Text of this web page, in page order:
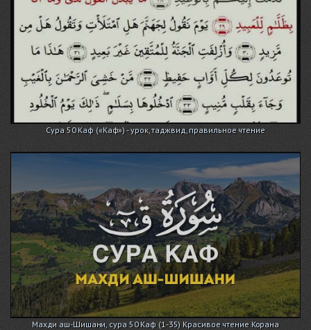
Сура 50 Каф («Каф») - урок, таджвид, правильное чтение
Махди аш-Шишани, сура 50 Каф (1-35) Красивое чтение Корана